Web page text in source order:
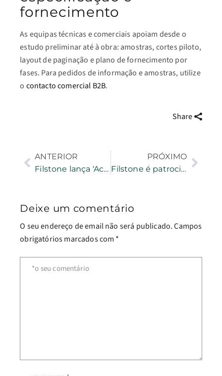
fornecimento
As equipas técnicas e comerciais apoiam desde o
estudo preliminar até à obra: amostras, cortes piloto,
layout de paginação e plano de fornecimento por
fases. Para pedidos de informação e amostras, utilize
o contacto comercial B2B.
Share
ANTERIOR
Filstone lança ‘Academy’ para reter jovens talentos
PRÓXIMO
Filstone é patrocinadora oficial do Trail de Fátima
Deixe um comentário
O seu endereço de email não será publicado.Campos
obrigatórios marcados com *